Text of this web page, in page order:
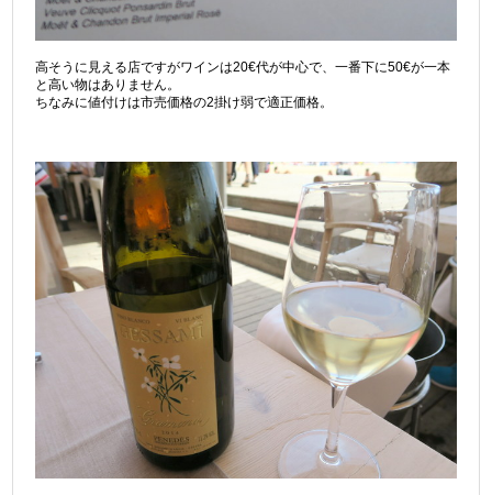
高そうに見える店ですがワインは20€代が中心で、一番下に50€が一本
と高い物はありません。
ちなみに値付けは市売価格の2掛け弱で適正価格。